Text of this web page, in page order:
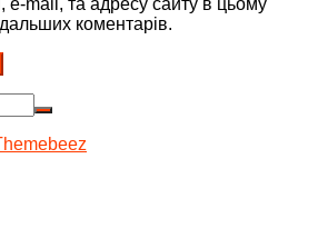
коментарів.